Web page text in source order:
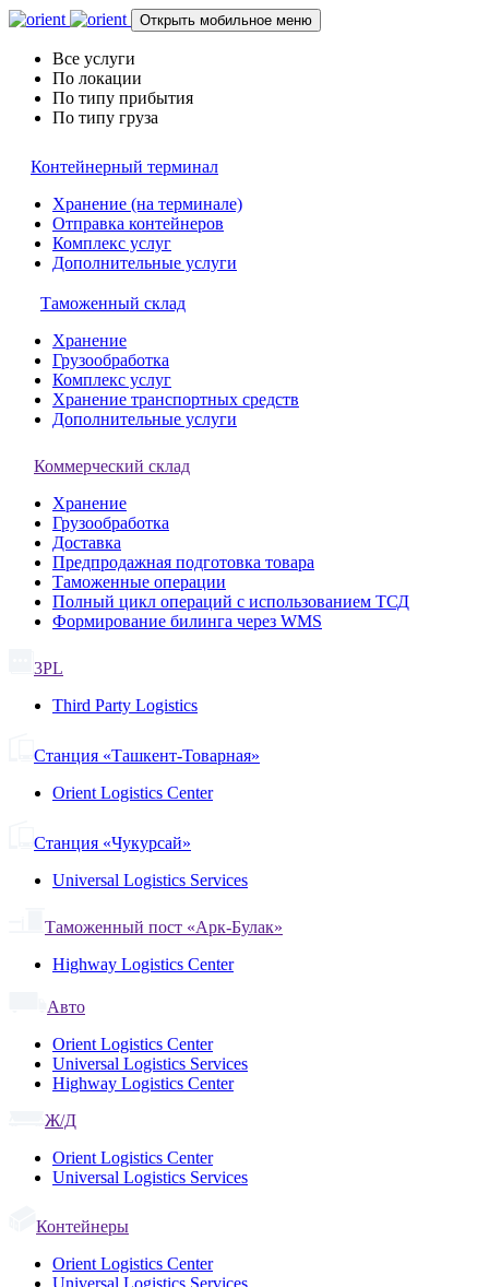
Открыть мобильное меню
Все услуги
По локации
По типу прибытия
По типу груза
Контейнерный терминал
Хранение (на терминале)
Отправка контейнеров
Комплекс услуг
Дополнительные услуги
Таможенный склад
Хранение
Грузообработка
Комплекс услуг
Хранение транспортных средств
Дополнительные услуги
Коммерческий склад
Хранение
Грузообработка
Доставка
Предпродажная подготовка товара
Таможенные операции
Полный цикл операций с использованием ТСД
Формирование билинга через WMS
3PL
Third Party Logistics
Станция «Ташкент-Товарная»
Orient Logistics Center
Станция «Чукурсай»
Universal Logistics Services
Таможенный пост «Арк-Булак»
Highway Logistics Center
Авто
Orient Logistics Center
Universal Logistics Services
Highway Logistics Center
Ж/Д
Orient Logistics Center
Universal Logistics Services
Контейнеры
Orient Logistics Center
Universal Logistics Services